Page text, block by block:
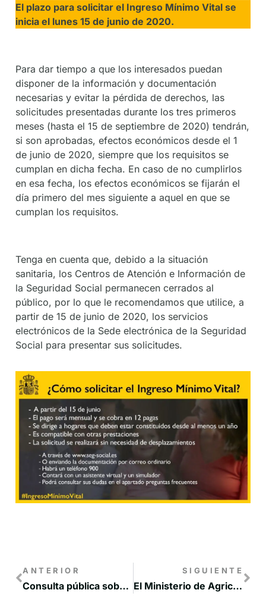
El plazo para solicitar el Ingreso Mínimo Vital se
inicia el lunes 15 de junio de 2020.
Para dar tiempo a que los interesados puedan
disponer de la información y documentación
necesarias y evitar la pérdida de derechos, las
solicitudes presentadas durante los tres primeros
meses (hasta el 15 de septiembre de 2020) tendrán,
si son aprobadas, efectos económicos desde el 1
de junio de 2020, siempre que los requisitos se
cumplan en dicha fecha. En caso de no cumplirlos
en esa fecha, los efectos económicos se fijarán el
día primero del mes siguiente a aquel en que se
cumplan los requisitos.
Tenga en cuenta que, debido a la situación
sanitaria, los Centros de Atención e Información de
la Seguridad Social permanecen cerrados al
público, por lo que le recomendamos que utilice, a
partir de 15 de junio de 2020, los servicios
electrónicos de la Sede electrónica de la Seguridad
Social para presentar sus solicitudes.
ANTERIOR
Consulta pública sobre la Estrategia Regional para la Agenda 2030
SIGUIENTE
El Ministerio de Agricultura, Pesca y Alimentación convoca los IX Premios de Excelencia a la Innovación para Mujeres Rurales